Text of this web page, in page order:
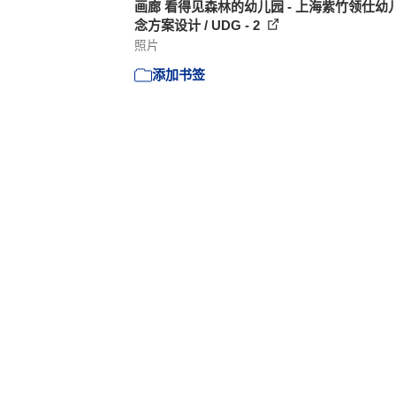
画廊 看得见森林的幼儿园 - 上海紫竹领仕幼
念方案设计 / UDG - 2
照片
添加书签